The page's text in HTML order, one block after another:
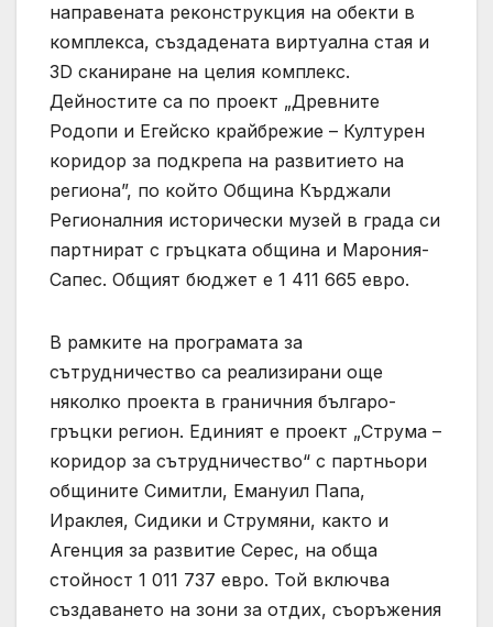
направената реконструкция на обекти в
комплекса, създадената виртуална стая и
3D сканиране на целия комплекс.
Дейностите са по проект „Древните
Родопи и Егейско крайбрежие – Културен
коридор за подкрепа на развитието на
региона”, по който Община Кърджали
Регионалния исторически музей в града си
партнират с гръцката община и Марония-
Сапес. Общият бюджет е 1 411 665 евро.
В рамките на програмата за
сътрудничество са реализирани още
няколко проекта в граничния българо-
гръцки регион. Единият е проект „Струма –
коридор за сътрудничество“ с партньори
общините Симитли, Емануил Папа,
Ираклея, Сидики и Струмяни, както и
Агенция за развитие Серес, на обща
стойност 1 011 737 евро. Той включва
създаването на зони за отдих, съоръжения